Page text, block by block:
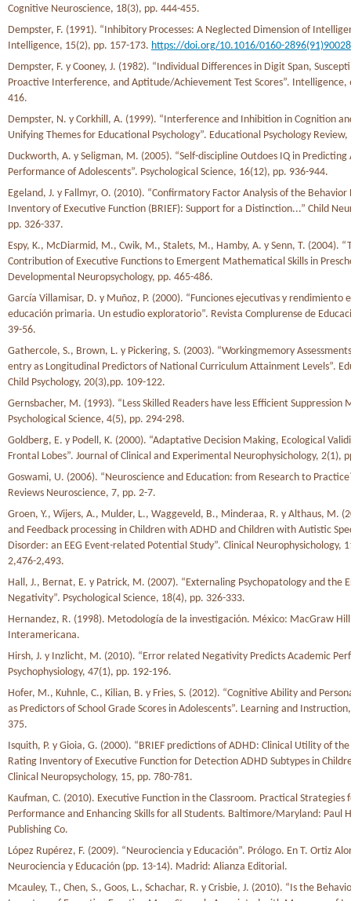
Cognitive Neuroscience, 18(3), pp. 444-455.
Dempster, F. (1991). “Inhibitory Processes: A Neglected Dimension of
Intelligence, 15(2), pp. 157-173. https://doi.org/10.1016/0160-
Dempster, F. y Cooney, J. (1982). “Individual Differences in Digit Span,
Proactive Interference, and Aptitude/Achievement Test Scores”. Intelligence,
416.
Dempster, N. y Corkhill, A. (1999). “Interference and Inhibition in Cognition
Unifying Themes for Educational Psychology”. Educational Psychology
Duckworth, A. y Seligman, M. (2005). “Self-discipline Outdoes IQ in Predicting
Performance of Adolescents”. Psychological Science, 16(12), pp. 936-944.
Egeland, J. y Fallmyr, O. (2010). “Confirmatory Factor Analysis of the Behavior
Inventory of Executive Function (BRIEF): Support for a Distinction...” Child
pp. 326-337.
Espy, K., McDiarmid, M., Cwik, M., Stalets, M., Hamby, A. y Senn, T. (2004).
Contribution of Executive Functions to Emergent Mathematical Skills in
Developmental Neuropsychology, pp. 465-486.
García Villamisar, D. y Muñoz, P. (2000). “Funciones ejecutivas y rendimiento
educación primaria. Un estudio exploratorio”. Revista Complurense de
39-56.
Gathercole, S., Brown, L. y Pickering, S. (2003). “Workingmemory
entry as Longitudinal Predictors of National Curriculum Attainment Levels”.
Child Psychology, 20(3),pp. 109-122.
Gernsbacher, M. (1993). “Less Skilled Readers have less Efficient Suppression
Psychological Science, 4(5), pp. 294-298.
Goldberg, E. y Podell, K. (2000). “Adaptative Decision Making, Ecological
Frontal Lobes”. Journal of Clinical and Experimental Neurophysichology, 2(1),
Goswami, U. (2006). “Neuroscience and Education: from Research to
Reviews Neuroscience, 7, pp. 2-7.
Groen, Y., Wijers, A., Mulder, L., Waggeveld, B., Minderaa, R. y Althaus, M.
and Feedback processing in Children with ADHD and Children with Autistic
Disorder: an EEG Event-related Potential Study”. Clinical Neurophysichology,
2,476-2,493.
Hall, J., Bernat, E. y Patrick, M. (2007). “Externaling Psychopatology and the
Negativity”. Psychological Science, 18(4), pp. 326-333.
Hernandez, R. (1998). Metodología de la investigación. México: MacGraw Hill
Interamericana.
Hirsh, J. y Inzlicht, M. (2010). “Error related Negativity Predicts Academic
Psychophysiology, 47(1), pp. 192-196.
Hofer, M., Kuhnle, C., Kilian, B. y Fries, S. (2012). “Cognitive Ability and
as Predictors of School Grade Scores in Adolescents”. Learning and
375.
Isquith, P. y Gioia, G. (2000). “BRIEF predictions of ADHD: Clinical Utility of
Rating Inventory of Executive Function for Detection ADHD Subtypes in
Clinical Neuropsychology, 15, pp. 780-781.
Kaufman, C. (2010). Executive Function in the Classroom. Practical Strategies
Performance and Enhancing Skills for all Students. Baltimore/Maryland: Paul
Publishing Co.
López Rupérez, F. (2009). “Neurociencia y Educación”. Prólogo. En T. Ortiz
Neurociencia y Educación (pp. 13-14). Madrid: Alianza Editorial.
Mcauley, T., Chen, S., Goos, L., Schachar, R. y Crisbie, J. (2010). “Is the